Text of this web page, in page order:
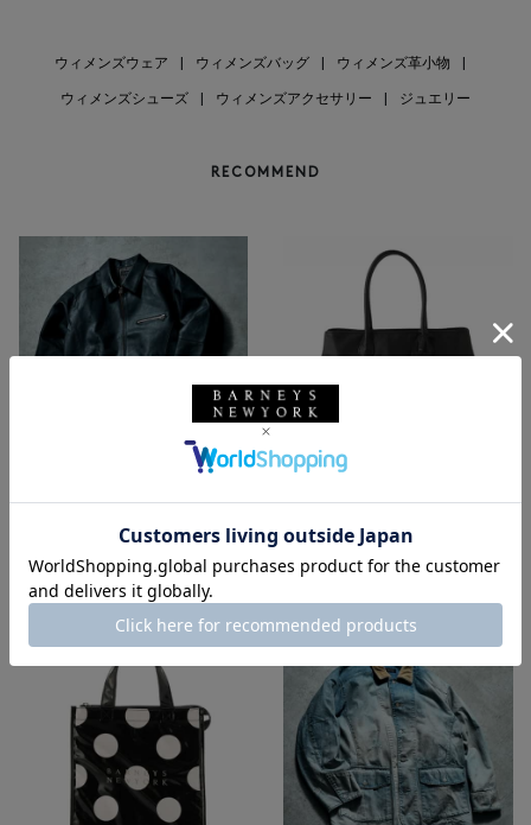
ウィメンズウェア ウィメンズバッグ ウィメンズ革小物
ウィメンズシューズ ウィメンズアクセサリー ジュエリー
RECOMMEND
BARNEYS NEW YORK by ANC
ELLM ホースレザーブルゾン
¥165,000
¥47,300
4 colors